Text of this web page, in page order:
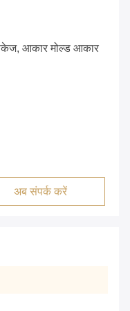
आकार मोल्ड आकार
अब संपर्क करें